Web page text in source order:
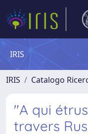
IRIS
IRIS Catalogo
"A qui
travers